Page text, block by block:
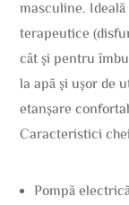
masculine.
terapeutice
cât și pentru
la apă și ușor de
etanșare
Caracteristici
Pompă